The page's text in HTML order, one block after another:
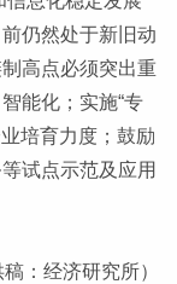
仍然处于新旧动
高点必须突出重
能化；实施“专
培育力度；鼓励
试点示范及应用
稿：经济研究所）